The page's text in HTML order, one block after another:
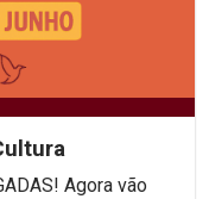
Agora vão